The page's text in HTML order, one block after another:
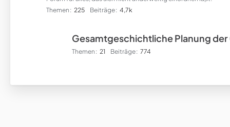
Themen
225 Beiträge 4,7k
Gesamtgeschichtliche Planung der
Themen 21 Beiträge 774